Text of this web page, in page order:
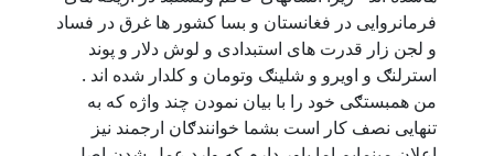
فرمانروایی در فغانستان و بسا کشور ها غرق در فساد
و لجن زار قدرت های استبدادی و لوش دلار و پوند
استرلنګ و اویرو و شلینګ وتومان و کلدار شده اند .
من همبستګی خود را با بیان نمودن چند واژه که به
تنهایی نصف کار است بشما خوانندګان ارجمند نیز